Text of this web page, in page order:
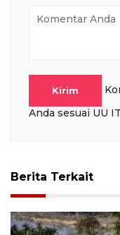
Kirim
Anda sesuai UU
Berita Terkait